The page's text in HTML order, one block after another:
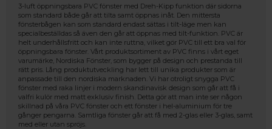
3-luft öppningsbara PVC fönster med Dreh-Kipp funktion där sidorna
som standard både går att tilta samt öppnas inåt. Den mittersta
fönsterbågen kan som standard endast sättas i tilt-läge men kan
specialbeställdas så även den går att öppnas med tilt-funktion. PVC är
helt underhållsfritt och kan inte ruttna, vilket gör PVC till ett bra val för
öppningsbara fönster. Vårt produktsortiment av PVC finns i vårt eget
varumärke, Nordiska Fönster, som bygger på design och prestanda till
rätt pris. Lång produktutveckling har lett till unika produkter som är
anpassade till den nordiska marknaden. Vi har otroligt snygga PVC
fönster med raka linjer i modern skandinavisk design som går att få i
valfri kulör med matt exklusiv finish. Detta gör att man inte ser någon
skillnad på våra PVC fönster och ett fönster i hel-aluminium för tre
gånger pengarna. Samtliga fönster går att få med 2-glas eller 3-glas, samt
med eller utan spröjs.